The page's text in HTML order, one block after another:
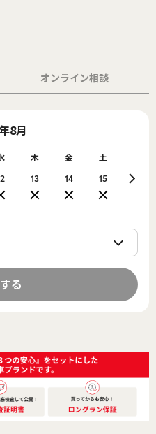
オンライン相談
8月
木
13
金
14
土
15 16
る